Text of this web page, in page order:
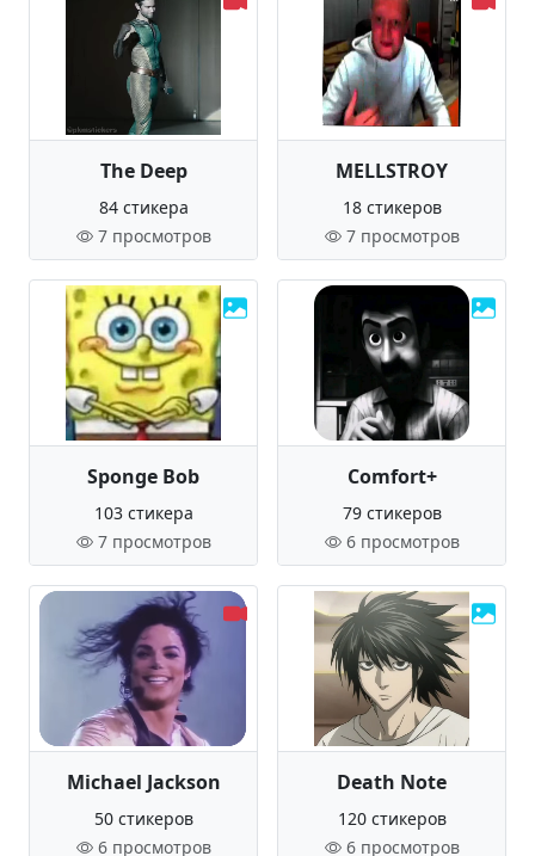
The Deep
84 стикера
7 просмотров
MELLSTROY
18 стикеров
7 просмотров
Sponge Bob
103 стикера
7 просмотров
Comfort+
79 стикеров
6 просмотров
Michael Jackson
50 стикеров
6 просмотров
Death Note
120 стикеров
6 просмотров